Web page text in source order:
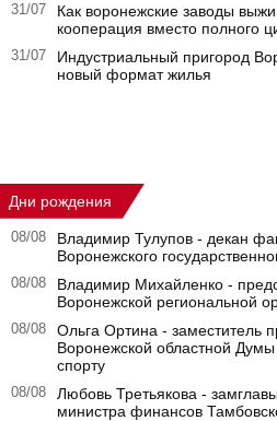
31/07
Как воронежские заводы
кооперация вместо полного
31/07
Индустриальный пригород
новый формат жилья
Дни рождения
08/08
Владимир Тулупов - декан
Воронежского
08/08
Владимир Михайленко -
Воронежской региональной
08/08
Ольга Ортина - заместитель
Воронежской областной Думы
спорту
08/08
Любовь Третьякова -
министра финансов